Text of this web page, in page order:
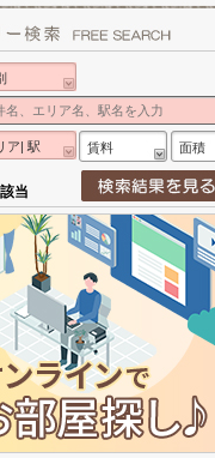
ア| 駅 賃料 面積
当